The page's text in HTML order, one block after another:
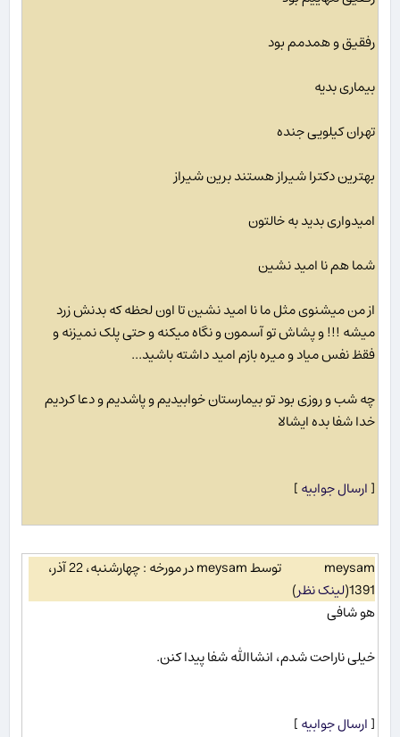
رفقیق و همدمم بود
بیماری بدیه
تهران کیلویی جنده
بهترین دکترا شیراز هستند برین شیراز
امیدواری بدید به خالتون
شما هم نا امید نشین
از من میشنوی مثل ما نا امید نشین تا اون لحظه که بدنش زرد
میشه !!! و پشاش تو آسمون و نگاه میکنه و حتی پلک نمیزنه و
فقظ نفس میاد و میره بازم امید داشته باشید...
چه شب و روزی بود تو بیمارستان خوابیدیم و پاشدیم و دعا کردیم
خدا شفا بده ایشالا
[ارسال جوابیه]
meysam
توسط meysam در مورخه : چهارشنبه، 22 آذر،
1391
(لینک نظر)
هو شافی
خیلی ناراحت شدم، انشاالله شفا پیدا کنن.
[ارسال جوابیه]